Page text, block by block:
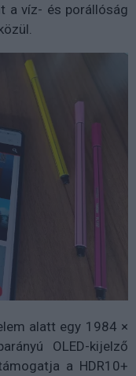
a víz- és porállóság
alatt egy 1984 ×
OLED-kijelző
a HDR10+